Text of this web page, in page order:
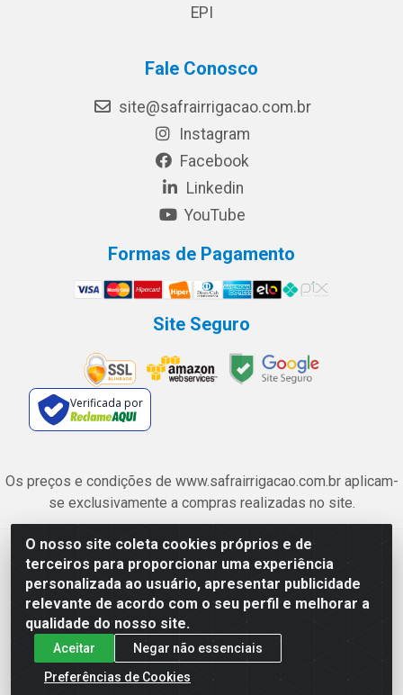
O nosso site coleta cookies próprios e de
terceiros para proporcionar uma experiência
personalizada ao usuário, apresentar publicidade
relevante de acordo com o seu perfil e melhorar a
qualidade do nosso site.
Aceitar
Negar não essenciais
Preferências de Cookies
EPI
Fale Conosco
site@safrairrigacao.com.br
Instagram
Facebook
Linkedin
YouTube
Formas de Pagamento
Site Seguro
Verificada por
Os preços e condições de www.safrairrigacao.com.br aplicam-
se exclusivamente a compras realizadas no site.
Safra Agrícola e Pecuária LTDA - Avenida Castelo Branco, 5330 -
Esplanada dos Anicuns, Goiânia/GO - CEP 74.433-205 - CNPJ
06.315.490/0001-00